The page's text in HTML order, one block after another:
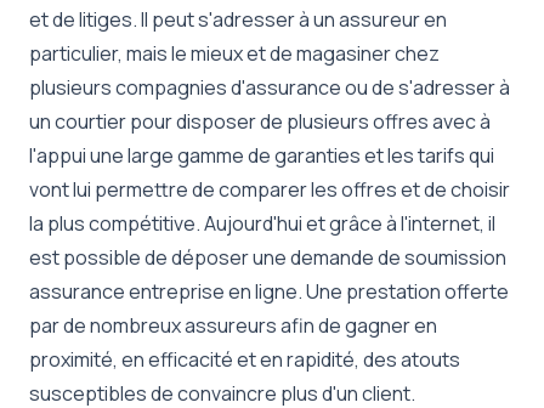
et de litiges. Il peut s'adresser à un assureur en
particulier, mais le mieux et de magasiner chez
plusieurs compagnies d'assurance ou de s'adresser à
un courtier pour disposer de plusieurs offres avec à
l'appui une large gamme de garanties et les tarifs qui
vont lui permettre de comparer les offres et de choisir
la plus compétitive. Aujourd'hui et grâce à l'internet, il
est possible de déposer une demande de soumission
assurance entreprise en ligne. Une prestation offerte
par de nombreux assureurs afin de gagner en
proximité, en efficacité et en rapidité, des atouts
susceptibles de convaincre plus d'un client.